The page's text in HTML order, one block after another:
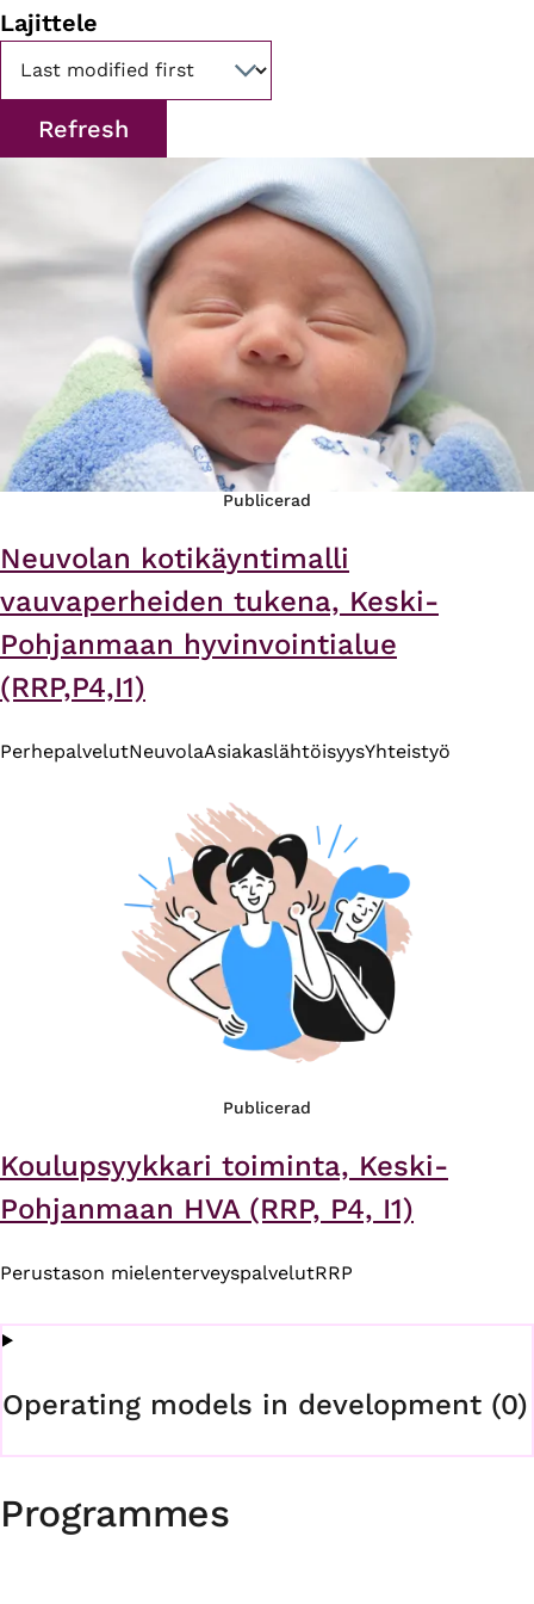
Lajittele
Publicerad
Neuvolan kotikäyntimalli
vauvaperheiden tukena, Keski-
Pohjanmaan hyvinvointialue
(RRP,P4,I1)
PerhepalvelutNeuvolaAsiakaslähtöisyysYhteistyö
Publicerad
Koulupsyykkari toiminta, Keski-
Pohjanmaan HVA (RRP, P4, I1)
Perustason mielenterveyspalvelutRRP
Operating models in development (0)
Programmes